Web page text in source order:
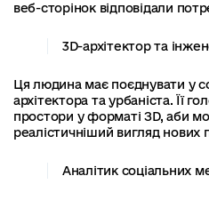
веб-сторінок відповідали
3D-архітектор та
Ця людина має поєднувати у
архітектора та урбаніста. Її
простори у форматі ЗD, аби
реалістичніший вигляд нових
Аналітик соціальних